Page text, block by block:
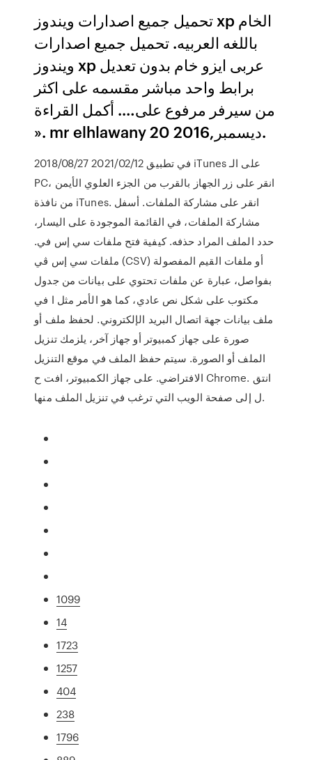
تحميل جميع اصدارات ويندوز xp الخام
باللغه العربيه. تحميل جميع اصدارات
ويندوز xp عربى ايزو خام بدون تعديل
برابط واحد مباشر مقسمه على اكثر
من سيرفر مرفوع على…. أكمل القراءة
». mr elhlawany 20 ديسمبر,2016.
2018/08/27 2021/02/12 في تطبيق iTunes على الـ
PC، انقر على زر الجهاز بالقرب من الجزء العلوي الأيمن
من نافذة iTunes. انقر على مشاركة الملفات. أسفل
مشاركة الملفات، في القائمة الموجودة على اليسار،
حدد الملف المراد حذفه. كيفية فتح ملفات سي إس في.
ملفات سي إس ڤي (CSV) أو ملفات القيم المفصولة
بفواصل، عبارة عن ملفات تحتوي على بيانات من جدول
مكتوب على شكل نص عادي، كما هو الأمر مثل ا في
ملف بيانات جهة اتصال البريد الإلكتروني. لحفظ ملف أو
صورة على جهاز كمبيوتر أو جهاز آخر، يلزمك تنزيل
الملف أو الصورة. سيتم حفظ الملف في موقع التنزيل
الافتراضي. على جهاز الكمبيوتر، افت ح Chrome. انتق
ل إلى صفحة الويب التي ترغب في تنزيل الملف منها.
1099
14
1723
1257
404
238
1796